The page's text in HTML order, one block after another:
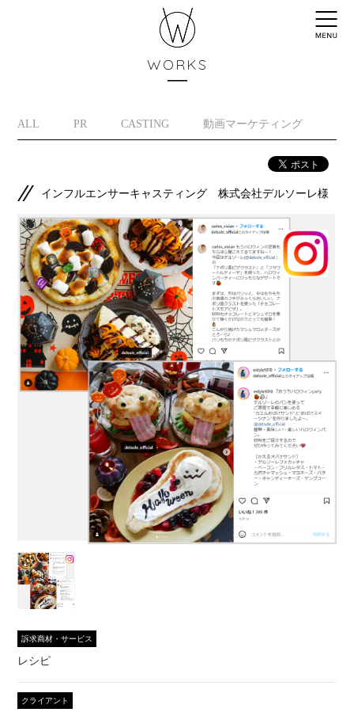
WORKS
ALL PR CASTING 動画マーケティング
インフルエンサーキャスティング 株式会社デルソーレ様
訴求商材・サービス
レシピ
クライアント